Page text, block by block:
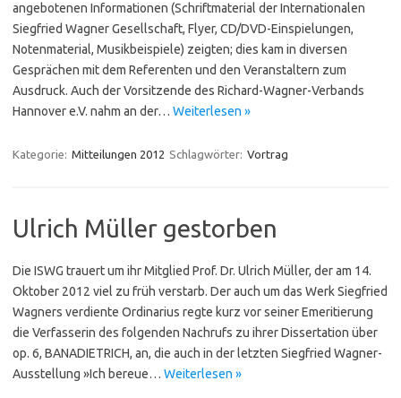
angebotenen Informationen (Schriftmaterial der Internationalen
Siegfried Wagner Gesellschaft, Flyer, CD/DVD-Einspielungen,
Notenmaterial, Musikbeispiele) zeigten; dies kam in diversen
Gesprächen mit dem Referenten und den Veranstaltern zum
Ausdruck. Auch der Vorsitzende des Richard-Wagner-Verbands
Hannover e.V. nahm an der… Weiterlesen »
Kategorie: Mitteilungen 2012 Schlagwörter: Vortrag
Ulrich Müller gestorben
Die ISWG trauert um ihr Mitglied Prof. Dr. Ulrich Müller, der am 14.
Oktober 2012 viel zu früh verstarb. Der auch um das Werk Siegfried
Wagners verdiente Ordinarius regte kurz vor seiner Emeritierung
die Verfasserin des folgenden Nachrufs zu ihrer Dissertation über
op. 6, BANADIETRICH, an, die auch in der letzten Siegfried Wagner-
Ausstellung »Ich bereue… Weiterlesen »